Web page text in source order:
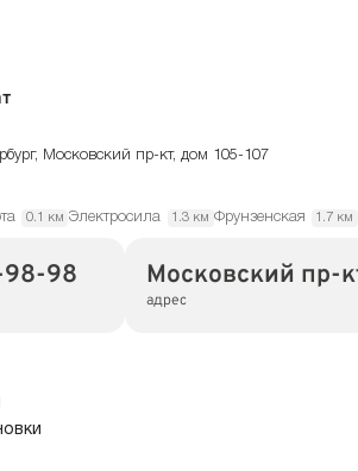
Московский пр-кт, дом 105-107
0.1 км Электросила 1.3 км Фрунзенская 1.7 км
98 Московский пр-
адрес